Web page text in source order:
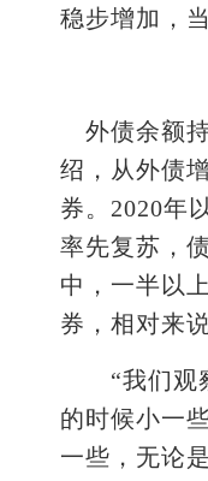
稳步增加，
外债余额
绍，从外债
券。2020年
率先复苏，
中，一半以
券，相对来
“我们观察
的时候小一
一些，无论